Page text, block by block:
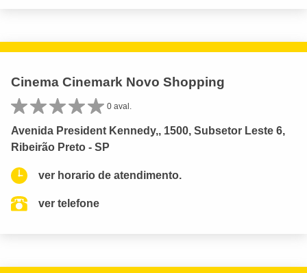
Cinema Cinemark Novo Shopping
0 aval.
Avenida President Kennedy,, 1500, Subsetor Leste 6,
Ribeirão Preto - SP
ver horario de atendimento.
ver telefone